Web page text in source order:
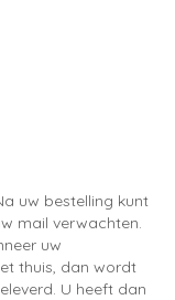
uw bestelling kunt
mail verwachten.
uw
thuis, dan wordt
U heeft dan